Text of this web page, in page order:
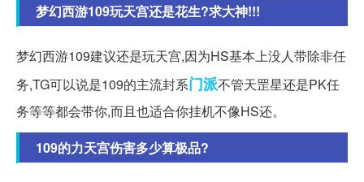
梦幻西游109玩天宫还是花生?求大神!!!
梦幻西游109建议还是玩天宫,因为HS基本上没人带除非任
务,TG可以说是109的主流封系门派不管天罡星还是PK任
务等等都会带你,而且也适合你挂机不像HS还。
109的力天宫伤害多少算极品?